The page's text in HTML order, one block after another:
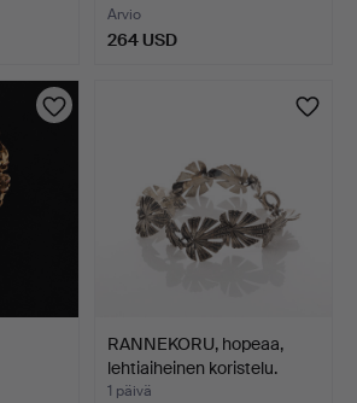
Arvio
264 USD
RANNEKORU, hopeaa,
lehtiaiheinen koristelu.
1 päivä